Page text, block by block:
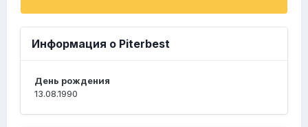
Информация о Piterbest
День рождения
13.08.1990